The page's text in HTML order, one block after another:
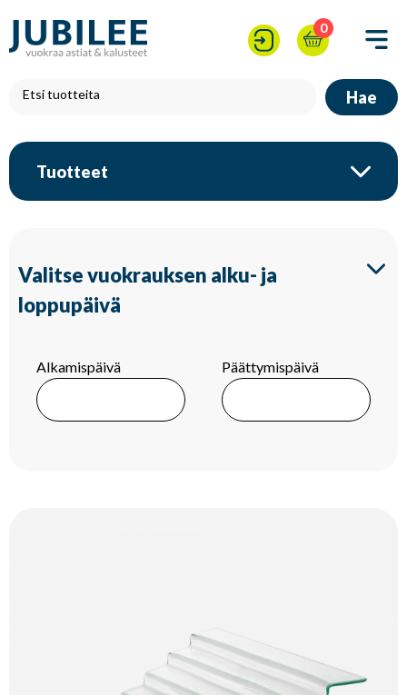
0
Hae
Tuotteet
Valitse vuokrauksen alku- ja
loppupäivä
Alkamispäivä Päättymispäivä